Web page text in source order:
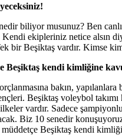
biliyor musunuz? Ben
ekipleriniz netice alsın
bir Beşiktaş vardır. Kimse
Beşiktaş kendi kimliğine
bakın,
Beşiktaş voleybol
vardır. Sadece
Biz 10 senedir
müddetçe Beşiktaş kendi